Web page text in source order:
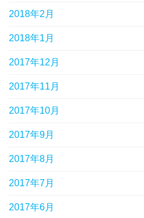
2018年2月
2018年1月
2017年12月
2017年11月
2017年10月
2017年9月
2017年8月
2017年7月
2017年6月